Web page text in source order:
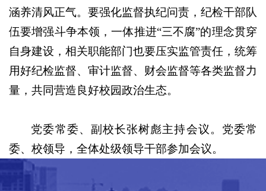
涵养清风正气。要强化监督执纪问责，纪检干部队
伍要增强斗争本领，一体推进“三不腐”的理念贯穿
自身建设，相关职能部门也要压实监管责任，统筹
用好纪检监督、审计监督、财会监督等各类监督力
量，共同营造良好校园政治生态。
党委常委、副校长张树彪主持会议。党委常
委、校领导，全体处级领导干部参加会议。